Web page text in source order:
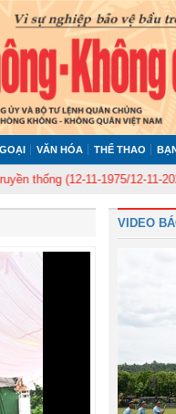
VĂN HÓA THỂ THAO
(12-11-1975/12-11-2025) Ủy
VIDEO